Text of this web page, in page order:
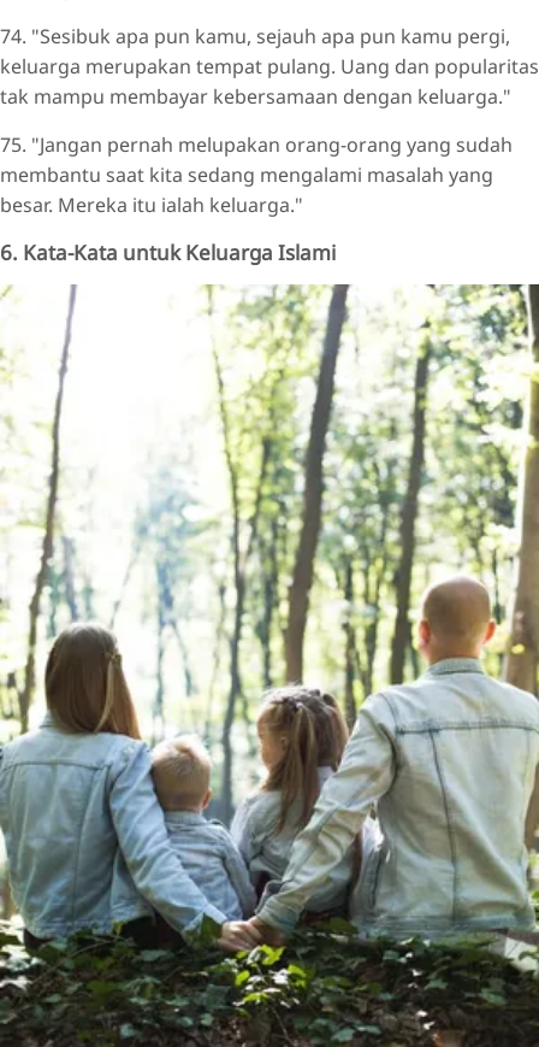
74. "Sesibuk apa pun kamu, sejauh apa pun kamu pergi,
keluarga merupakan tempat pulang. Uang dan popularitas
tak mampu membayar kebersamaan dengan keluarga."
75. "Jangan pernah melupakan orang-orang yang sudah
membantu saat kita sedang mengalami masalah yang
besar. Mereka itu ialah keluarga."
6. Kata-Kata untuk Keluarga Islami